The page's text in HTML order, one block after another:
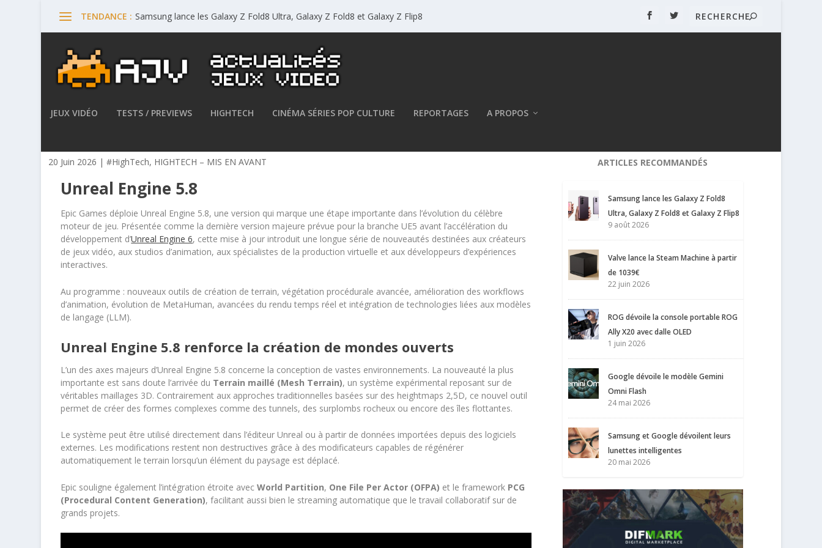
TENDANCE : Samsung lance les Galaxy Z Fold8 Ultra, Galaxy Z Fold8 et Galaxy Z Flip8
JEUX VIDÉO TESTS / PREVIEWS HIGHTECH CINÉMA SÉRIES POP CULTURE REPORTAGES A PROPOS
20 Juin 2026 |#HighTech, HIGHTECH – MIS EN AVANT
Unreal Engine 5.8
Epic Games déploie Unreal Engine 5.8, une version qui marque une étape importante dans l’évolution du célèbre
moteur de jeu. Présentée comme la dernière version majeure prévue pour la branche UE5 avant l’accélération du
développement d’Unreal Engine 6, cette mise à jour introduit une longue série de nouveautés destinées aux créateurs
de jeux vidéo, aux studios d’animation, aux spécialistes de la production virtuelle et aux développeurs d’expériences
interactives.
Au programme : nouveaux outils de création de terrain, végétation procédurale avancée, amélioration des workflows
d’animation, évolution de MetaHuman, avancées du rendu temps réel et intégration de technologies liées aux modèles
de langage (LLM).
Unreal Engine 5.8 renforce la création de mondes ouverts
L’un des axes majeurs d’Unreal Engine 5.8 concerne la conception de vastes environnements. La nouveauté la plus
importante est sans doute l’arrivée du Terrain maillé (Mesh Terrain), un système expérimental reposant sur de
véritables maillages 3D. Contrairement aux approches traditionnelles basées sur des heightmaps 2,5D, ce nouvel outil
permet de créer des formes complexes comme des tunnels, des surplombs rocheux ou encore des îles flottantes.
Le système peut être utilisé directement dans l’éditeur Unreal ou à partir de données importées depuis des logiciels
externes. Les modifications restent non destructives grâce à des modificateurs capables de régénérer
automatiquement le terrain lorsqu’un élément du paysage est déplacé.
Epic souligne également l’intégration étroite avecWorld Partition, One File Per Actor (OFPA) et le framework PCG
(Procedural Content Generation), facilitant aussi bien le streaming automatique que le travail collaboratif sur de
grands projets.
ARTICLES RECOMMANDÉS
Samsung lance les Galaxy Z Fold8
Ultra, Galaxy Z Fold8 et Galaxy Z Flip8
9 août 2026
Valve lance la Steam Machine à partir
de 1039€
22 juin 2026
ROG dévoile la console portable ROG
Ally X20 avec dalle OLED
1 juin 2026
Google dévoile le modèle Gemini
Omni Flash
24 mai 2026
Samsung et Google dévoilent leurs
lunettes intelligentes
20 mai 2026